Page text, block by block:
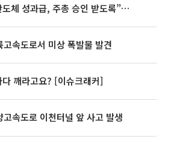
김정관 장관 “반도체 성과급, 주총 승인 받도록”…상법·자본시장법 개정 시사
고속도로서 미상 폭발물 발견
깨라고요? [이슈크래커]
고속도로 이천터널 앞 사고 발생